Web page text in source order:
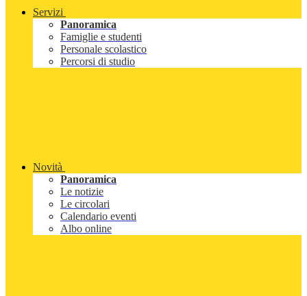
Servizi
Panoramica
Famiglie e studenti
Personale scolastico
Percorsi di studio
Novità
Panoramica
Le notizie
Le circolari
Calendario eventi
Albo online